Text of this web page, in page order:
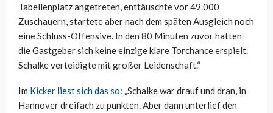
Tabellenplatz angetreten, enttäuschte vor 49.000
Zuschauern, startete aber nach dem späten Ausgleich noch
eine Schluss-Offensive. In den 80 Minuten zuvor hatten
die Gastgeber sich keine einzige klare Torchance erspielt.
Schalke verteidigte mit großer Leidenschaft.“
Im Kicker liest sich das so: „Schalke war drauf und dran, in
Hannover dreifach zu punkten. Aber dann unterlief den